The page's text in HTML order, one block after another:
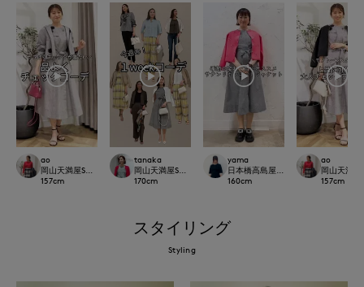
ao
岡山天満屋SUPERIORCLOSET
157cm
tanaka
岡山天満屋SUPERIORCLOSET
170cm
yama
日本橋高島屋SC SUPERIOR CLOSET
160cm
ao
岡山天満屋
157cm
スタイリング
Styling